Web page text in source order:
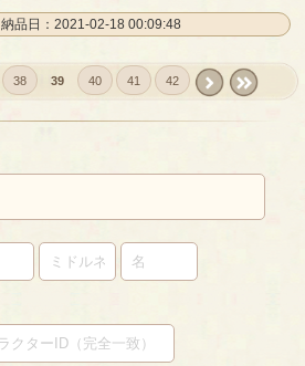
納品日：2021-02-18 00:09:48
38 39 40 41 42